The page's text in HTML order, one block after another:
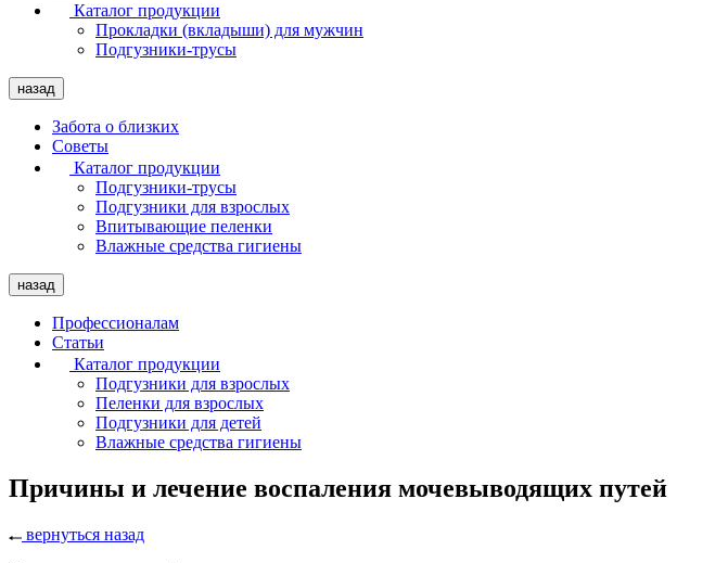
Каталог продукции
Прокладки (вкладыши) для мужчин
Подгузники-трусы
назад
Забота о близких
Советы
Каталог продукции
Подгузники-трусы
Подгузники для взрослых
Впитывающие пеленки
Влажные средства гигиены
назад
Профессионалам
Статьи
Каталог продукции
Подгузники для взрослых
Пеленки для взрослых
Подгузники для детей
Влажные средства гигиены
Причины и лечение воспаления мочевыводящих путей
вернуться назад